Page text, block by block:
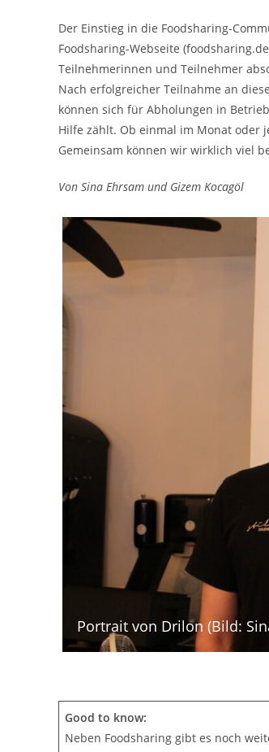
Der Einstieg in die Foodsharing-
Foodsharing-Webseite
Teilnehmerinnen und Teilnehmer
Nach erfolgreicher Teilnahme an
können sich für Abholungen in
Hilfe zählt. Ob einmal im Monat oder
Gemeinsam können wir wirklich viel
Von Sina Ehrsam und Gizem Kocagöl
Portrait von Drilon (Bild:
Good to know:
Neben Foodsharing gibt es noch